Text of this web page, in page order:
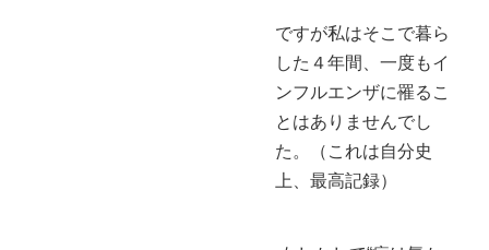
ですが私はそこで暮ら
した４年間、一度もイ
ンフルエンザに罹るこ
とはありませんでし
た。（これは自分史
上、最高記録）